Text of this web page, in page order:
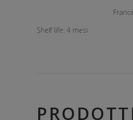
Shelf life: 4 mesi